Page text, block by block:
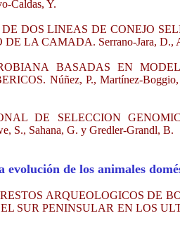
Caldas, Y.
DOS LINEAS DE CONEJO
LA CAMADA. Serrano-Jara, D.,
BASADAS EN
Núñez, P., Martínez-Boggio,
DE SELECCION
S., Sahana, G. y Gredler-Grandl, B.
evolución de los animales
ARQUEOLOGICOS DE
SUR PENINSULAR EN LOS